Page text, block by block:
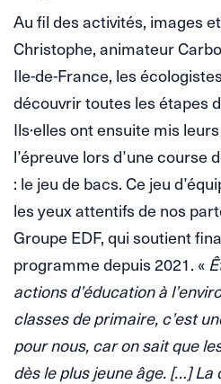
Au fil des activités, images
Christophe, animateur
Ile-de-France, les
découvrir toutes les étapes
Ils·elles ont ensuite mis
l’épreuve lors d’une course
: le jeu de bacs. Ce jeu
les yeux attentifs de nos
Groupe EDF, qui soutient
programme depuis 2021. «
actions d’éducation à
classes de primaire, c’est
pour nous, car on sait que
dès le plus jeune âge. […] La